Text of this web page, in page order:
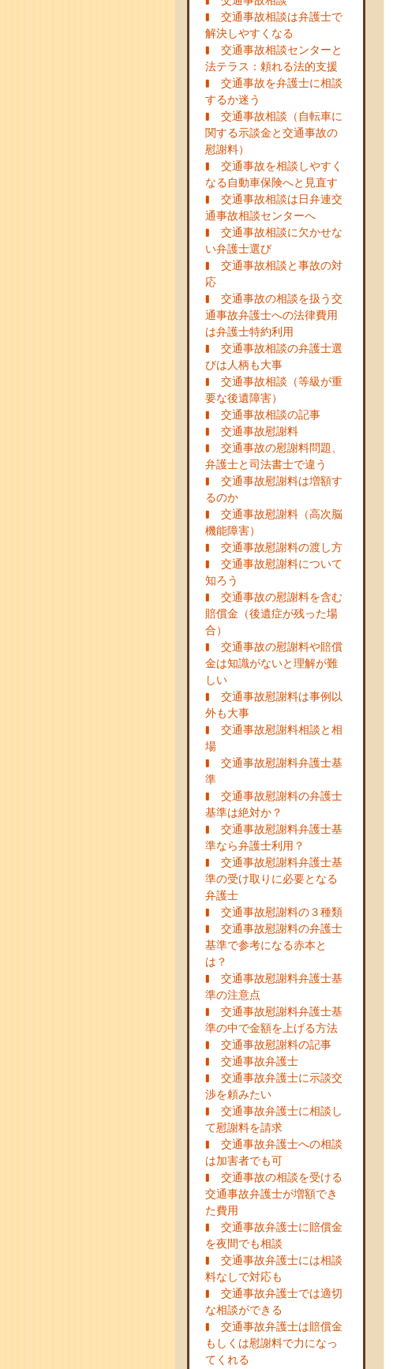
交通事故相談は弁護士で
解決しやすくなる
交通事故相談センターと
法テラス：頼れる法的支援
交通事故を弁護士に相談
するか迷う
交通事故相談（自転車に
関する示談金と交通事故の
慰謝料）
交通事故を相談しやすく
なる自動車保険へと見直す
交通事故相談は日弁連交
通事故相談センターへ
交通事故相談に欠かせな
い弁護士選び
交通事故相談と事故の対
応
交通事故の相談を扱う交
通事故弁護士への法律費用
は弁護士特約利用
交通事故相談の弁護士選
びは人柄も大事
交通事故相談（等級が重
要な後遺障害）
交通事故相談の記事
交通事故慰謝料
交通事故の慰謝料問題、
弁護士と司法書士で違う
交通事故慰謝料は増額す
るのか
交通事故慰謝料（高次脳
機能障害）
交通事故慰謝料の渡し方
交通事故慰謝料について
知ろう
交通事故の慰謝料を含む
賠償金（後遺症が残った場
合）
交通事故の慰謝料や賠償
金は知識がないと理解が難
しい
交通事故慰謝料は事例以
外も大事
交通事故慰謝料相談と相
場
交通事故慰謝料弁護士基
準
交通事故慰謝料の弁護士
基準は絶対か？
交通事故慰謝料弁護士基
準なら弁護士利用？
交通事故慰謝料弁護士基
準の受け取りに必要となる
弁護士
交通事故慰謝料の３種類
交通事故慰謝料の弁護士
基準で参考になる赤本と
は？
交通事故慰謝料弁護士基
準の注意点
交通事故慰謝料弁護士基
準の中で金額を上げる方法
交通事故慰謝料の記事
交通事故弁護士
交通事故弁護士に示談交
渉を頼みたい
交通事故弁護士に相談し
て慰謝料を請求
交通事故弁護士への相談
は加害者でも可
交通事故の相談を受ける
交通事故弁護士が増額でき
た費用
交通事故弁護士に賠償金
を夜間でも相談
交通事故弁護士には相談
料なしで対応も
交通事故弁護士では適切
な相談ができる
交通事故弁護士は賠償金
もしくは慰謝料で力になっ
てくれる